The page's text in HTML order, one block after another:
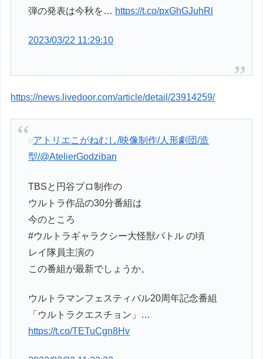
弾の発表は今秋を… https://t.co/pxGhGJuhRl
2023/03/22 11:29:10
https://news.livedoor.com/article/detail/23914259/
アトリエこがねむし/映像制作/人形劇団/造
型/@AtelierGodziban
TBSと円谷プロ制作の
ウルトラ作品の30分番組は
今のところ
#ウルトラギャラクシー大怪獣バトル の頃
レイ隊員主演の
この番組が最新でしょうか。
ウルトラマンフェスティバル20周年記念番組
「ウルトラクエスチョン」…
https://t.co/TETuCgn8Hv